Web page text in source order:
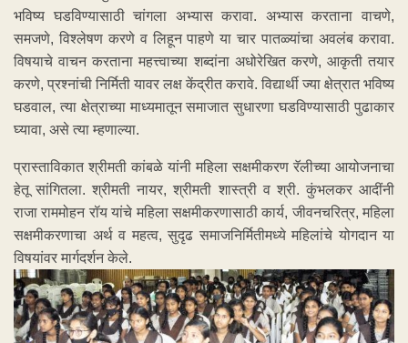
भविष्य घडविण्यासाठी चांगला अभ्यास करावा. अभ्यास करताना वाचणे,
समजणे, विश्लेषण करणे व लिहून पाहणे या चार पातळ्यांचा अवलंब करावा.
विषयाचे वाचन करताना महत्त्वाच्या शब्दांना अधोरेखित करणे, आकृती तयार
करणे, प्रश्नांची निर्मिती यावर लक्ष केंद्रीत करावे. विद्यार्थी ज्या क्षेत्रात भविष्य
घडवाल, त्या क्षेत्राच्या माध्यमातून समाजात सुधारणा घडविण्यासाठी पुढाकार
घ्यावा, असे त्या म्हणाल्या.
प्रास्ताविकात श्रीमती कांबळे यांनी महिला सक्षमीकरण रॅलीच्या आयोजनाचा
हेतू सांगितला. श्रीमती नायर, श्रीमती शास्त्री व श्री. कुंभलकर आदींनी
राजा राममोहन रॉय यांचे महिला सक्षमीकरणासाठी कार्य, जीवनचरित्र, महिला
सक्षमीकरणाचा अर्थ व महत्व, सुदृढ समाजनिर्मितीमध्ये महिलांचे योगदान या
विषयांवर मार्गदर्शन केले.